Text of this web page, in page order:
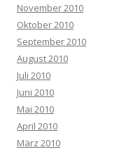
November 2010
Oktober 2010
September 2010
August 2010
Juli 2010
Juni 2010
Mai 2010
April 2010
März 2010